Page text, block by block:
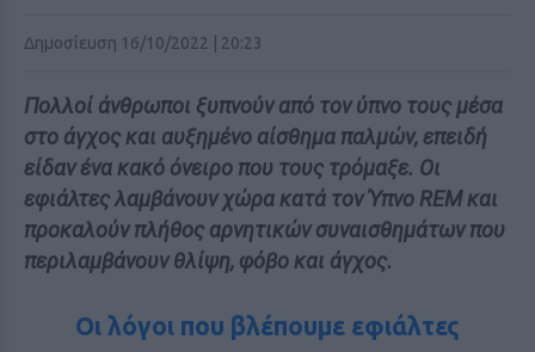
Δημοσίευση 16/10/2022 | 20:23
Πολλοί άνθρωποι ξυπνούν από τον ύπνο τους μέσα
στο άγχος και αυξημένο αίσθημα παλμών, επειδή
είδαν ένα κακό όνειρο που τους τρόμαξε. Οι
εφιάλτες λαμβάνουν χώρα κατά τον Ύπνο REM και
προκαλούν πλήθος αρνητικών συναισθημάτων που
περιλαμβάνουν θλίψη, φόβο και άγχος.
Οι λόγοι που βλέπουμε εφιάλτες